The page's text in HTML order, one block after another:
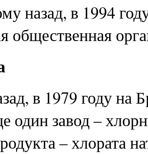
назад, в 1994
общественная
в 1979 году
один завод –
– хлората